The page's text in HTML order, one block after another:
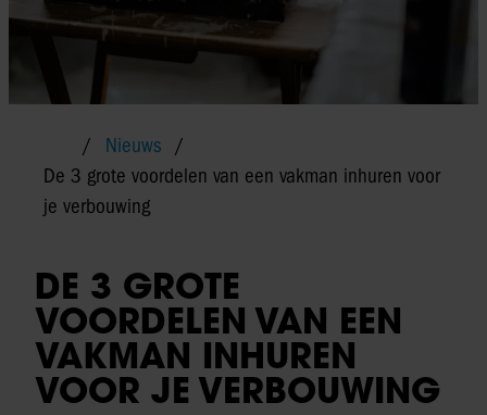
Nieuws
De 3 grote voordelen van een vakman inhuren voor
je verbouwing
DE 3 GROTE
VOORDELEN VAN EEN
VAKMAN INHUREN
VOOR JE VERBOUWING